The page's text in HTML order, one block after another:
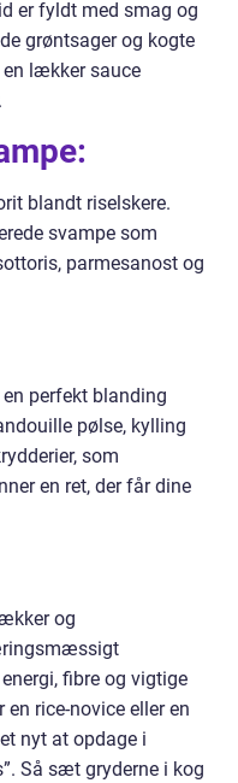
er fyldt med smag og
grøntsager og kogte
lækker sauce
blandt riselskere.
svampe som
parmesanost og
perfekt blanding
pølse, kylling
som
en ret, der får dine
og
fibre og vigtige
rice-novice eller en
nyt at opdage i
Så sæt gryderne i kog